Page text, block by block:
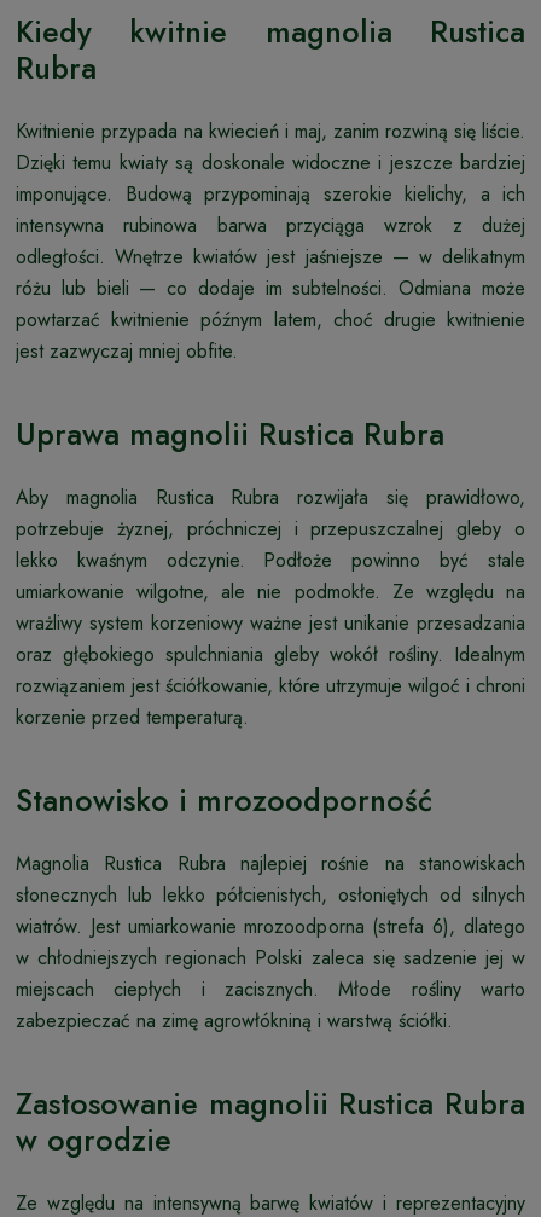
Kiedy kwitnie magnolia Rustica
Rubra
Kwitnienie przypada na kwiecień i maj, zanim rozwiną się liście.
Dzięki temu kwiaty są doskonale widoczne i jeszcze bardziej
imponujące. Budową przypominają szerokie kielichy, a ich
intensywna rubinowa barwa przyciąga wzrok z dużej
odległości. Wnętrze kwiatów jest jaśniejsze — w delikatnym
różu lub bieli — co dodaje im subtelności. Odmiana może
powtarzać kwitnienie późnym latem, choć drugie kwitnienie
jest zazwyczaj mniej obfite.
Uprawa magnolii Rustica Rubra
Aby magnolia Rustica Rubra rozwijała się prawidłowo,
potrzebuje żyznej, próchniczej i przepuszczalnej gleby o
lekko kwaśnym odczynie. Podłoże powinno być stale
umiarkowanie wilgotne, ale nie podmokłe. Ze względu na
wrażliwy system korzeniowy ważne jest unikanie przesadzania
oraz głębokiego spulchniania gleby wokół rośliny. Idealnym
rozwiązaniem jest ściółkowanie, które utrzymuje wilgoć i chroni
korzenie przed temperaturą.
Stanowisko i mrozoodporność
Magnolia Rustica Rubra najlepiej rośnie na stanowiskach
słonecznych lub lekko półcienistych, osłoniętych od silnych
wiatrów. Jest umiarkowanie mrozoodporna (strefa 6), dlatego
w chłodniejszych regionach Polski zaleca się sadzenie jej w
miejscach ciepłych i zacisznych. Młode rośliny warto
zabezpieczać na zimę agrowłókniną i warstwą ściółki.
Zastosowanie magnolii Rustica Rubra
w ogrodzie
Ze względu na intensywną barwę kwiatów i reprezentacyjny